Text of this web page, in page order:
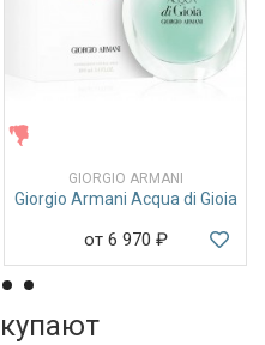
GIORGIO ARMANI
Giorgio Armani Acqua di Gioia
от 6 970 ₽